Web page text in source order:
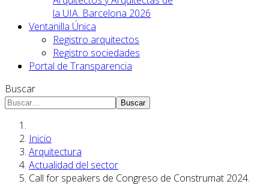
la UIA. Barcelona 2026
Ventanilla Única
Registro arquitectos
Registro sociedades
Portal de Transparencia
Buscar
Buscar
Inicio
Arquitectura
Actualidad del sector
Call for speakers de Congreso de Construmat 2024.